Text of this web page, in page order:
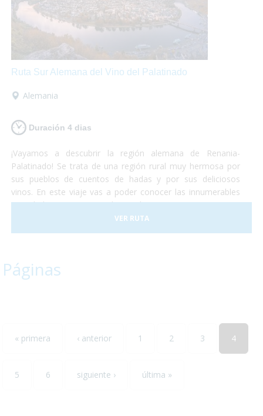
Ruta Sur Alemana del Vino del Palatinado
Alemania
Duración 4 dias
¡Vayamos a descubrir la región alemana de Renania-
Palatinado! Se trata de una región rural muy hermosa por
sus pueblos de cuentos de hadas y por sus deliciosos
vinos. En este viaje vas a poder conocer las innumerables
actividades que se pueden realizar en Renania ya sean
catas de vinos, paseos en tren o la visita de algún museo...
todos ellos accesibles para personas con discapacidad. ¡No
VER RUTA
Páginas
« primera ‹ anterior 1 2 3 4
5 6 siguiente › última »